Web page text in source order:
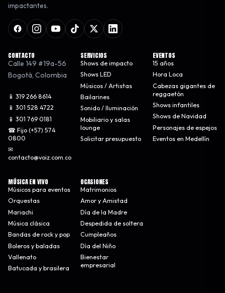
impactantes.
CONTACTO
Calle 149 #19a-56
Bogotá, Colombia
📱 319 266 8614
📱 301 528 4722
📱 301 769 0181
☎ Fijo (+57) 574
0800
✉
contacto@voiz.com.co
SERVICIOS
Shows de impacto
Shows LED
Músicos / Artistas
Bailarines
Sonido / Iluminación
Mobiliario y salas
lounge
Solicitar presupuesto
EVENTOS
15 años
Hora Loca
Cabezas gigantes de
reggaetón
Shows infantiles
Shows de Navidad
Personajes de espejos
Eventos en Medellín
MÚSICA EN VIVO
Músicos para eventos
Orquestas
Mariachi
Música clásica
Bandas de rock y pop
Boleros y baladas
Vallenato
Batucada y brasilera
OCASIONES
Matrimonios
Amor y Amistad
Día de la Madre
Despedida de soltera
Cumpleaños
Día del Niño
Bienestar
empresarial